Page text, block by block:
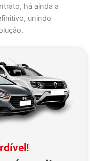
há ainda a
unindo